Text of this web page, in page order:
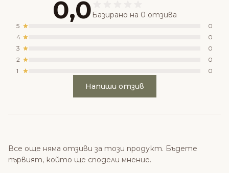
0,0 Базирано на 0 отзива
5
0
4
0
3
0
2
0
1
0
Напиши отзив
Все още няма отзиви за този продукт. Бъдете
първият, който ще сподели мнение.